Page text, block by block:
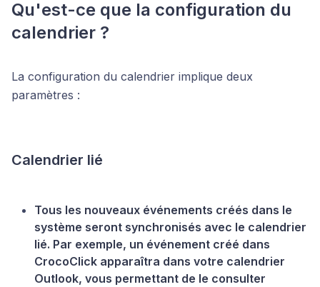
Qu'est-ce que la configuration du
calendrier ?
La configuration du calendrier implique deux
paramètres :
Calendrier lié
Tous les nouveaux événements créés dans le
système seront synchronisés avec le calendrier
lié. Par exemple, un événement créé dans
CrocoClick apparaîtra dans votre calendrier
Outlook, vous permettant de le consulter